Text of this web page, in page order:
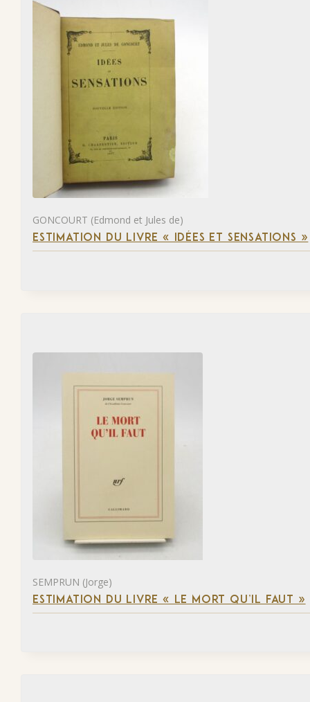
GONCOURT (Edmond et Jules de)
ESTIMATION DU LIVRE « IDÉES ET SENSATIONS »
SEMPRUN (Jorge)
ESTIMATION DU LIVRE « LE MORT QU’IL FAUT »